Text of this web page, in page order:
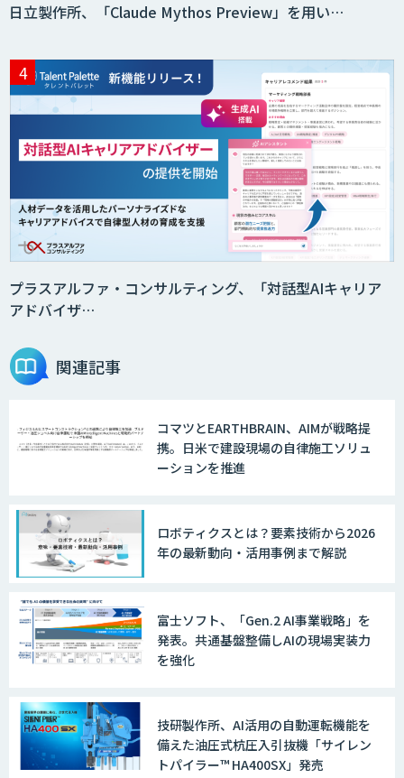
日立製作所、「Claude Mythos Preview」を用い…
プラスアルファ・コンサルティング、「対話型AIキャリア
アドバイザ…
関連記事
コマツとEARTHBRAIN、AIMが戦略提
携。日米で建設現場の自律施工ソリュ
ーションを推進
ロボティクスとは？要素技術から2026
年の最新動向・活用事例まで解説
富士ソフト、「Gen.2 AI事業戦略」を
発表。共通基盤整備しAIの現場実装力
を強化
技研製作所、AI活用の自動運転機能を
備えた油圧式杭圧入引抜機「サイレン
トパイラー™ HA400SX」発売